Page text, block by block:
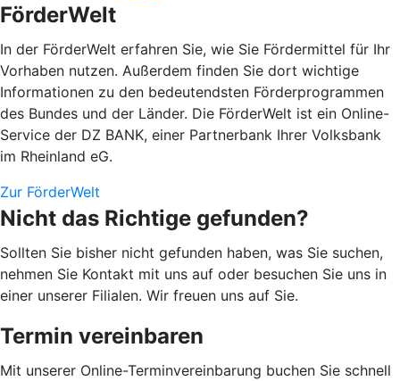
FörderWelt
In der FörderWelt erfahren Sie, wie Sie Fördermittel für Ihr
Vorhaben nutzen. Außerdem finden Sie dort wichtige
Informationen zu den bedeutendsten Förderprogrammen
des Bundes und der Länder. Die FörderWelt ist ein Online-
Service der DZ BANK, einer Partnerbank Ihrer Volksbank
im Rheinland eG.
Zur FörderWelt
Nicht das Richtige gefunden?
Sollten Sie bisher nicht gefunden haben, was Sie suchen,
nehmen Sie Kontakt mit uns auf oder besuchen Sie uns in
einer unserer Filialen. Wir freuen uns auf Sie.
Termin vereinbaren
Mit unserer Online-Terminvereinbarung buchen Sie schnell